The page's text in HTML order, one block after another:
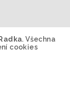
. Všechna
cookies